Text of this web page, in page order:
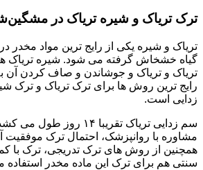
ترک تریاک و شیره تریاک در
تریاک و شیره یکی از رایج ترین مواد مخدر
گیاه خشخاش گرفته می شود. شیره تریاک
تریاک و تریاک و جوشاندن و صاف کردن آن
رایج ترین روش ها برای ترک تریاک و ترک
زدایی است.
سم زدایی تریاک تقریبا ۱۴
مشاوره با روانپزشک، احتمال ترک موفقیت
همچنین از روش های ترک تدریجی، ترک با
سنتی هم برای ترک این ماده مخدر